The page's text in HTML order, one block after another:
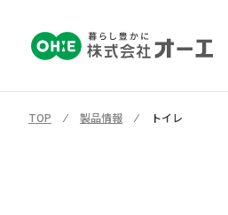
TOP ⁄ 製品情報 ⁄ トイレ